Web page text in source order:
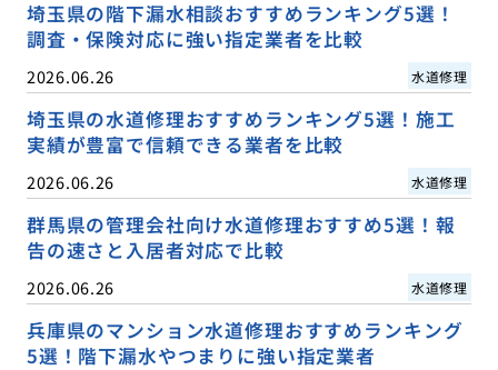
埼玉県の階下漏水相談おすすめランキング5選！
調査・保険対応に強い指定業者を比較
2026.06.26 水道修理
埼玉県の水道修理おすすめランキング5選！施工
実績が豊富で信頼できる業者を比較
2026.06.26 水道修理
群馬県の管理会社向け水道修理おすすめ5選！報
告の速さと入居者対応で比較
2026.06.26 水道修理
兵庫県のマンション水道修理おすすめランキング
5選！階下漏水やつまりに強い指定業者